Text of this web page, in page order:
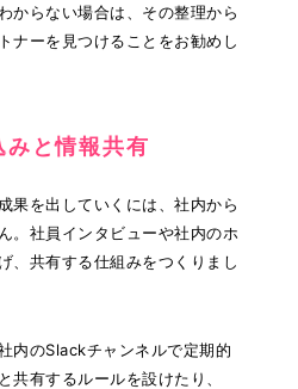
からない場合は、その整理から
ナーを見つけることをお勧めし
みと情報共有
果を出していくには、社内から
。社員インタビューや社内のホ
、共有する仕組みをつくりまし
内のSlackチャンネルで定期的
共有するルールを設けたり、